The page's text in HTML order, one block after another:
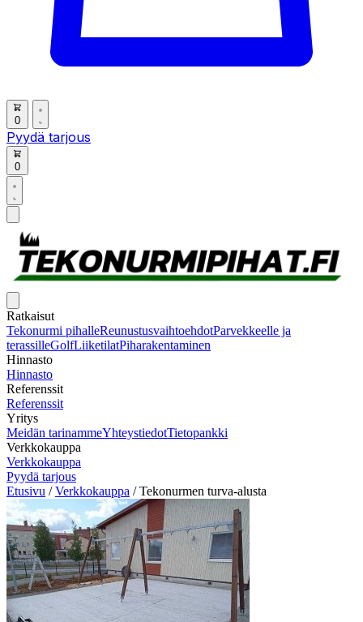
0
Pyydä tarjous
0
Ratkaisut
Tekonurmi pihalleReunustusvaihtoehdotParvekkeelle ja
terassilleGolfLiiketilatPiharakentaminen
Hinnasto
Hinnasto
Referenssit
Referenssit
Yritys
Meidän tarinammeYhteystiedotTietopankki
Verkkokauppa
Verkkokauppa
Pyydä tarjous
Etusivu / Verkkokauppa / Tekonurmen turva-alusta